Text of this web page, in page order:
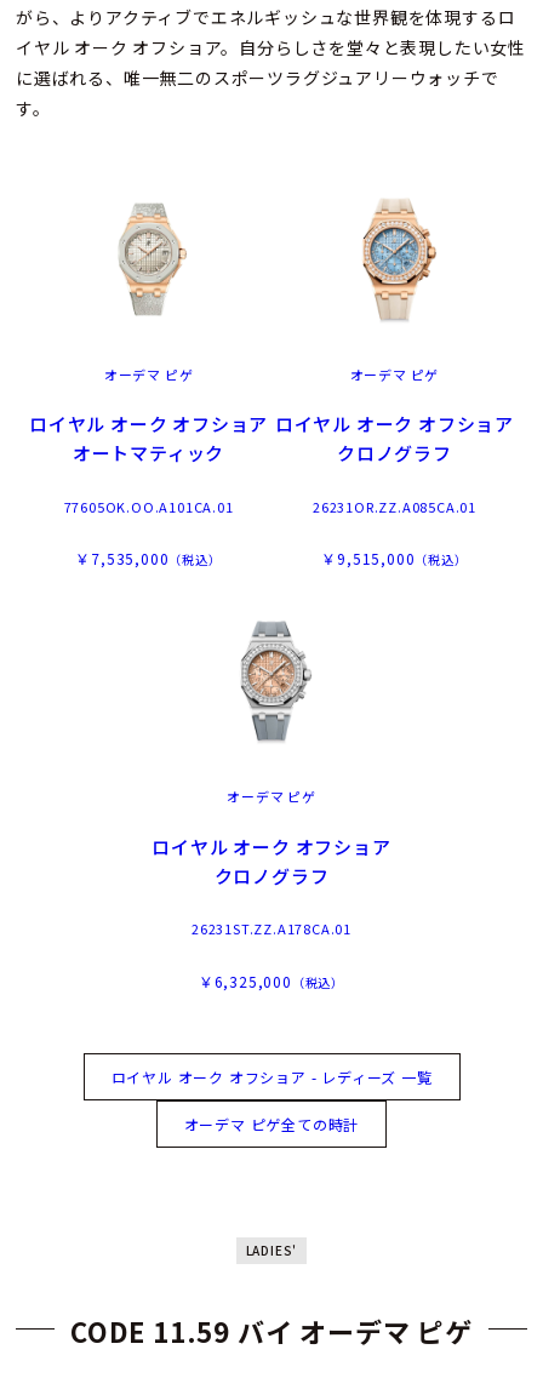
がら、よりアクティブでエネルギッシュな世界観を体現するロ
イヤル オーク オフショア。自分らしさを堂々と表現したい女性
に選ばれる、唯一無二のスポーツラグジュアリーウォッチで
す。
オーデマ ピゲ
ロイヤル オーク オフショア
オートマティック
77605OK.OO.A101CA.01
￥7,535,000 （税込）
オーデマ ピゲ
ロイヤル オーク オフショア
クロノグラフ
26231OR.ZZ.A085CA.01
￥9,515,000 （税込）
オーデマ ピゲ
ロイヤル オーク オフショア
クロノグラフ
26231ST.ZZ.A178CA.01
￥6,325,000 （税込）
ロイヤル オーク オフショア - レディーズ 一覧
オーデマ ピゲ全ての時計
LADIES'
CODE 11.59 バイ オーデマ ピゲ